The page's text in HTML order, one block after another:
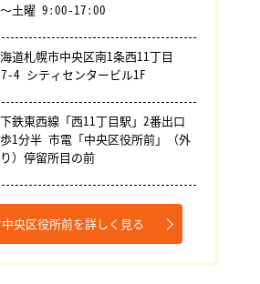
土曜 9:00-17:00
道札幌市中央区南1条西11丁目
4 シティセンタービル1F
鉄東西線「西11丁目駅」2番出口
1分半 市電「中央区役所前」（外
）停留所目の前
央区役所前を詳しく見る